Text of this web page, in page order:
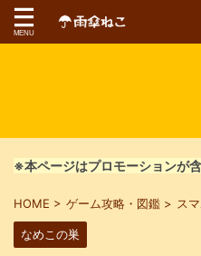
※本ページはプロモーションが含
HOME > ゲーム攻略・図鑑 > ス
なめこの巣